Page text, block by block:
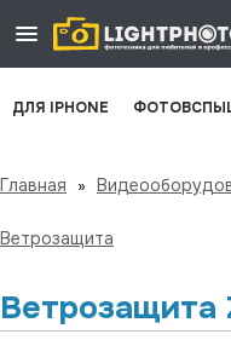
ДЛЯ IPHONE
Главная »
Ветрозащита
Ветрозащита